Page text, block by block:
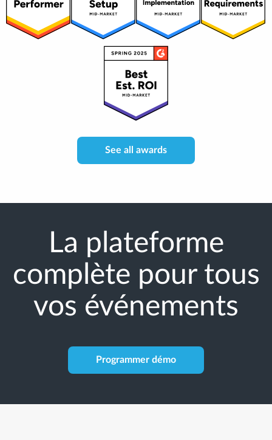
See all awards
La plateforme
complète pour tous
vos événements
Programmer démo